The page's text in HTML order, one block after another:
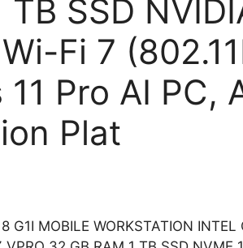
TB SSD
Fi 7
Pro AI PC,
Plat
G1I MOBILE WORKSTATION INTEL